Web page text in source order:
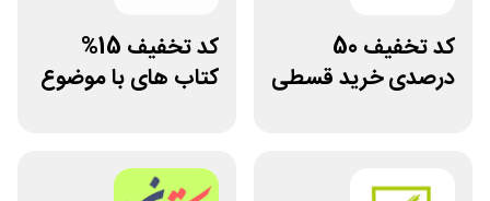
کد تخفیف 50
درصدی خرید قسطی
کد تخفیف 15%
کتاب های با موضوع